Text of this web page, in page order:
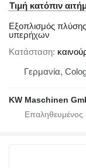
Τιμή κατόπιν
Εξοπλισμός
υπερήχων
Κατάσταση
Γερμανία,
KW Maschinen